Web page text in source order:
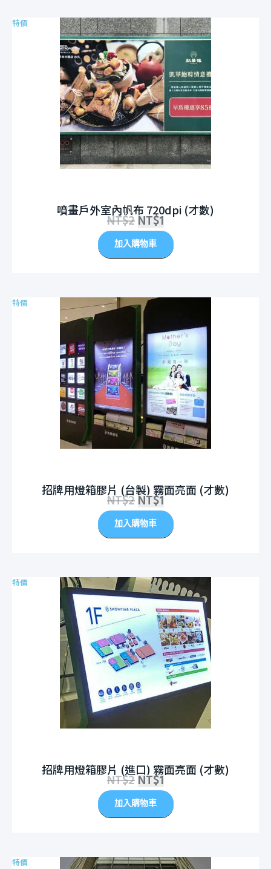
特價
噴畫戶外室內帆布 720dpi (才數)
NT$2NT$1
加入購物車
特價
招牌用燈箱膠片 (台製) 霧面亮面 (才數)
NT$2NT$1
加入購物車
特價
招牌用燈箱膠片 (進口) 霧面亮面 (才數)
NT$2NT$1
加入購物車
特價